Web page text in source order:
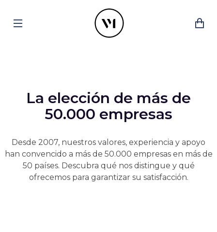
La elección de más de
50.000 empresas
Desde 2007, nuestros valores, experiencia y apoyo
han convencido a más de 50.000 empresas en más de
50 países. Descubra qué nos distingue y qué
ofrecemos para garantizar su satisfacción.